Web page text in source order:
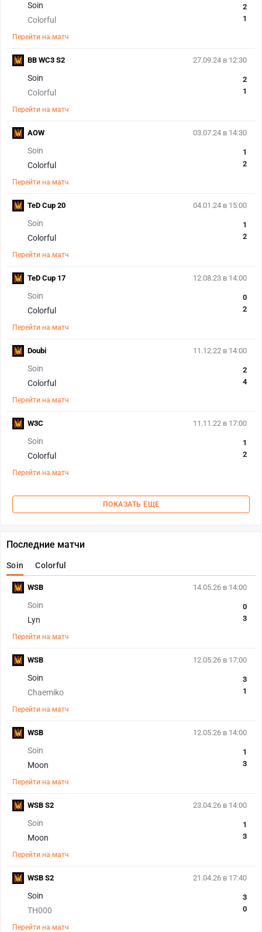
Soin
Colorful
2
1
Перейти на матч
27.09.24 в 12:30
Soin
Colorful
2
1
Перейти на матч
BB WC3 S2
03.07.24 в 14:30
Soin
Colorful
1
2
Перейти на матч
AOW
04.01.24 в 15:00
Soin
Colorful
1
2
Перейти на матч
TeD Cup 20
12.08.23 в 14:00
Soin
Colorful
0
2
Перейти на матч
TeD Cup 17
11.12.22 в 14:00
Soin
Colorful
2
4
Перейти на матч
Doubi
11.11.22 в 17:00
Soin
Colorful
1
2
Перейти на матч
W3C
ПОКАЗАТЬ ЕЩЕ
Последние матчи
Soin Colorful
14.05.26 в 14:00
Soin
Lyn
0
3
Перейти на матч
WSB
12.05.26 в 17:00
Soin
Chaemiko
3
1
Перейти на матч
WSB
12.05.26 в 14:00
Soin
Moon
1
3
Перейти на матч
WSB
23.04.26 в 14:00
Soin
Moon
1
3
Перейти на матч
WSB S2
21.04.26 в 17:40
Soin
TH000
3
0
Перейти на матч
WSB S2